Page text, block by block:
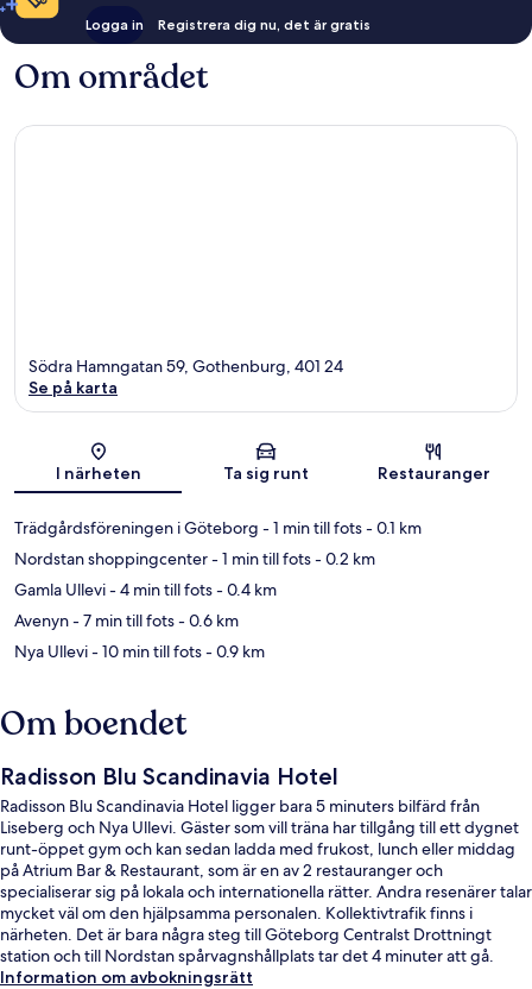
Logga in Registrera dig nu, det är gratis
Om området
Karta
Södra Hamngatan 59, Gothenburg, 401 24
Se på karta
I närheten Ta sig runt Restauranger
Trädgårdsföreningen i Göteborg - 1 min till fots- 0.1 km
Nordstan shoppingcenter- 1 min till fots- 0.2 km
Gamla Ullevi- 4 min till fots- 0.4 km
Avenyn- 7 min till fots- 0.6 km
Nya Ullevi- 10 min till fots- 0.9 km
Om boendet
Radisson Blu Scandinavia Hotel
Radisson Blu Scandinavia Hotel ligger bara 5 minuters bilfärd från
Liseberg och Nya Ullevi. Gäster som vill träna har tillgång till ett dygnet
runt-öppet gym och kan sedan ladda med frukost, lunch eller middag
på Atrium Bar & Restaurant, som är en av 2 restauranger och
specialiserar sig på lokala och internationella rätter. Andra resenärer talar
mycket väl om den hjälpsamma personalen. Kollektivtrafik finns i
närheten. Det är bara några steg till Göteborg Centralst Drottningt
station och till Nordstan spårvagnshållplats tar det 4 minuter att gå.
Information om avbokningsrätt